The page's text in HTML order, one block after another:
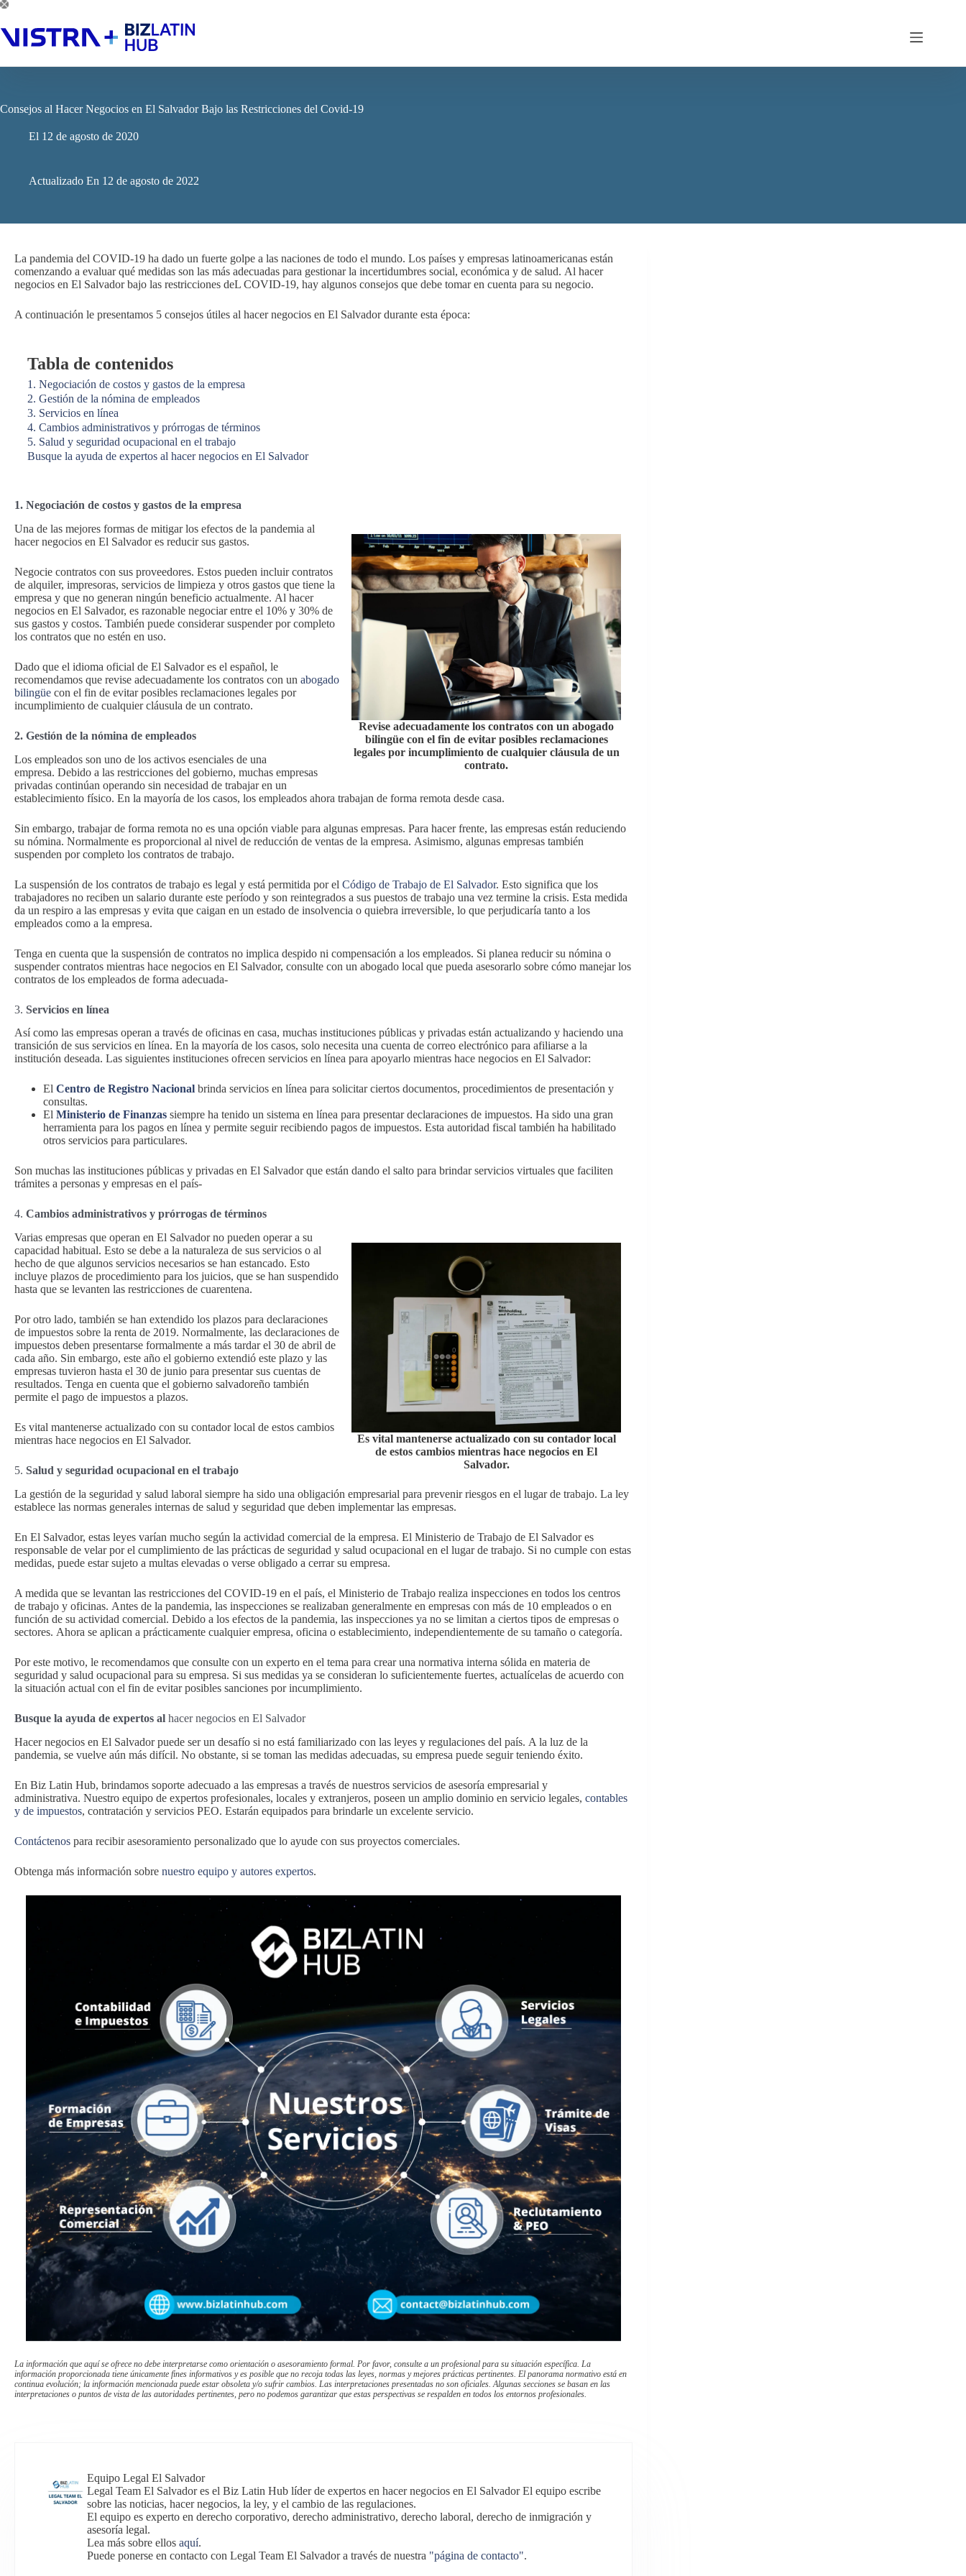
Saltar
contenido
Consejos al Hacer Negocios en El Salvador Bajo las Restricciones del Covid-19
El 12 de agosto de 2020
Actualizado En 12 de agosto de 2022
La pandemia del COVID-19 ha dado un fuerte golpe a las naciones de todo el mundo. Los países y empresas latinoamericanas están
comenzando a evaluar qué medidas son las más adecuadas para gestionar la incertidumbres social, económica y de salud. Al hacer
negocios en El Salvador bajo las restricciones deL COVID-19, hay algunos consejos que debe tomar en cuenta para su negocio.
A continuación le presentamos 5 consejos útiles al hacer negocios en El Salvador durante esta época:
Tabla de contenidos
1. Negociación de costos y gastos de la empresa
2. Gestión de la nómina de empleados
3. Servicios en línea
4. Cambios administrativos y prórrogas de términos
5. Salud y seguridad ocupacional en el trabajo
Busque la ayuda de expertos al hacer negocios en El Salvador
1. Negociación de costos y gastos de la empresa
Revise adecuadamente los contratos con un abogado
bilingüe con el fin de evitar posibles reclamaciones
legales por incumplimiento de cualquier cláusula de un
contrato.
Una de las mejores formas de mitigar los efectos de la pandemia al
hacer negocios en El Salvador es reducir sus gastos.
Negocie contratos con sus proveedores. Estos pueden incluir contratos
de alquiler, impresoras, servicios de limpieza y otros gastos que tiene la
empresa y que no generan ningún beneficio actualmente. Al hacer
negocios en El Salvador, es razonable negociar entre el 10% y 30% de
sus gastos y costos. También puede considerar suspender por completo
los contratos que no estén en uso.
Dado que el idioma oficial de El Salvador es el español, le
recomendamos que revise adecuadamente los contratos con un abogado
bilingüe con el fin de evitar posibles reclamaciones legales por
incumplimiento de cualquier cláusula de un contrato.
2. Gestión de la nómina de empleados
Los empleados son uno de los activos esenciales de una
empresa. Debido a las restricciones del gobierno, muchas empresas
privadas continúan operando sin necesidad de trabajar en un
establecimiento físico. En la mayoría de los casos, los empleados ahora trabajan de forma remota desde casa.
Sin embargo, trabajar de forma remota no es una opción viable para algunas empresas. Para hacer frente, las empresas están reduciendo
su nómina. Normalmente es proporcional al nivel de reducción de ventas de la empresa. Asimismo, algunas empresas también
suspenden por completo los contratos de trabajo.
La suspensión de los contratos de trabajo es legal y está permitida por el Código de Trabajo de El Salvador. Esto significa que los
trabajadores no reciben un salario durante este período y son reintegrados a sus puestos de trabajo una vez termine la crisis. Esta medida
da un respiro a las empresas y evita que caigan en un estado de insolvencia o quiebra irreversible, lo que perjudicaría tanto a los
empleados como a la empresa.
Tenga en cuenta que la suspensión de contratos no implica despido ni compensación a los empleados. Si planea reducir su nómina o
suspender contratos mientras hace negocios en El Salvador, consulte con un abogado local que pueda asesorarlo sobre cómo manejar los
contratos de los empleados de forma adecuada-
3. Servicios en línea
Así como las empresas operan a través de oficinas en casa, muchas instituciones públicas y privadas están actualizando y haciendo una
transición de sus servicios en línea. En la mayoría de los casos, solo necesita una cuenta de correo electrónico para afiliarse a la
institución deseada. Las siguientes instituciones ofrecen servicios en línea para apoyarlo mientras hace negocios en El Salvador:
El Centro de Registro Nacional brinda servicios en línea para solicitar ciertos documentos, procedimientos de presentación y
consultas.
El Ministerio de Finanzas siempre ha tenido un sistema en línea para presentar declaraciones de impuestos. Ha sido una gran
herramienta para los pagos en línea y permite seguir recibiendo pagos de impuestos. Esta autoridad fiscal también ha habilitado
otros servicios para particulares.
Son muchas las instituciones públicas y privadas en El Salvador que están dando el salto para brindar servicios virtuales que faciliten
trámites a personas y empresas en el país-
4. Cambios administrativos y prórrogas de términos
Es vital mantenerse actualizado con su contador local
de estos cambios mientras hace negocios en El
Salvador.
Varias empresas que operan en El Salvador no pueden operar a su
capacidad habitual. Esto se debe a la naturaleza de sus servicios o al
hecho de que algunos servicios necesarios se han estancado. Esto
incluye plazos de procedimiento para los juicios, que se han suspendido
hasta que se levanten las restricciones de cuarentena.
Por otro lado, también se han extendido los plazos para declaraciones
de impuestos sobre la renta de 2019. Normalmente, las declaraciones de
impuestos deben presentarse formalmente a más tardar el 30 de abril de
cada año. Sin embargo, este año el gobierno extendió este plazo y las
empresas tuvieron hasta el 30 de junio para presentar sus cuentas de
resultados. Tenga en cuenta que el gobierno salvadoreño también
permite el pago de impuestos a plazos.
Es vital mantenerse actualizado con su contador local de estos cambios
mientras hace negocios en El Salvador.
5. Salud y seguridad ocupacional en el trabajo
La gestión de la seguridad y salud laboral siempre ha sido una obligación empresarial para prevenir riesgos en el lugar de trabajo. La ley
establece las normas generales internas de salud y seguridad que deben implementar las empresas.
En El Salvador, estas leyes varían mucho según la actividad comercial de la empresa. El Ministerio de Trabajo de El Salvador es
responsable de velar por el cumplimiento de las prácticas de seguridad y salud ocupacional en el lugar de trabajo. Si no cumple con estas
medidas, puede estar sujeto a multas elevadas o verse obligado a cerrar su empresa.
A medida que se levantan las restricciones del COVID-19 en el país, el Ministerio de Trabajo realiza inspecciones en todos los centros
de trabajo y oficinas. Antes de la pandemia, las inspecciones se realizaban generalmente en empresas con más de 10 empleados o en
función de su actividad comercial. Debido a los efectos de la pandemia, las inspecciones ya no se limitan a ciertos tipos de empresas o
sectores. Ahora se aplican a prácticamente cualquier empresa, oficina o establecimiento, independientemente de su tamaño o categoría.
Por este motivo, le recomendamos que consulte con un experto en el tema para crear una normativa interna sólida en materia de
seguridad y salud ocupacional para su empresa. Si sus medidas ya se consideran lo suficientemente fuertes, actualícelas de acuerdo con
la situación actual con el fin de evitar posibles sanciones por incumplimiento.
Busque la ayuda de expertos al hacer negocios en El Salvador
Hacer negocios en El Salvador puede ser un desafío si no está familiarizado con las leyes y regulaciones del país. A la luz de la
pandemia, se vuelve aún más difícil. No obstante, si se toman las medidas adecuadas, su empresa puede seguir teniendo éxito.
En Biz Latin Hub, brindamos soporte adecuado a las empresas a través de nuestros servicios de asesoría empresarial y
administrativa. Nuestro equipo de expertos profesionales, locales y extranjeros, poseen un amplio dominio en servicio legales, contables
y de impuestos, contratación y servicios PEO. Estarán equipados para brindarle un excelente servicio.
Contáctenos para recibir asesoramiento personalizado que lo ayude con sus proyectos comerciales.
Obtenga más información sobre nuestro equipo y autores expertos.
La información que aquí se ofrece no debe interpretarse como orientación o asesoramiento formal. Por favor, consulte a un profesional para su situación específica. La
información proporcionada tiene únicamente fines informativos y es posible que no recoja todas las leyes, normas y mejores prácticas pertinentes. El panorama normativo está en
continua evolución; la información mencionada puede estar obsoleta y/o sufrir cambios. Las interpretaciones presentadas no son oficiales. Algunas secciones se basan en las
interpretaciones o puntos de vista de las autoridades pertinentes, pero no podemos garantizar que estas perspectivas se respalden en todos los entornos profesionales.
Equipo Legal El Salvador
Legal Team El Salvador es el Biz Latin Hub líder de expertos en hacer negocios en El Salvador El equipo escribe
sobre las noticias, hacer negocios, la ley, y el cambio de las regulaciones.
El equipo es experto en derecho corporativo, derecho administrativo, derecho laboral, derecho de inmigración y
asesoría legal.
Lea más sobre ellos aquí.
Puede ponerse en contacto con Legal Team El Salvador a través de nuestra "página de contacto".